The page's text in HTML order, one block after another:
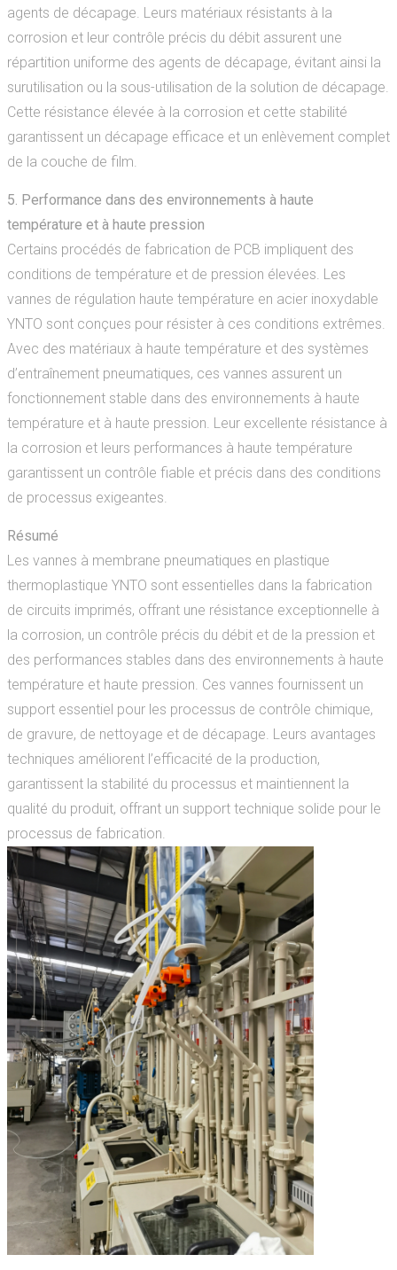
agents de décapage. Leurs matériaux résistants à la
corrosion et leur contrôle précis du débit assurent une
répartition uniforme des agents de décapage, évitant ainsi la
surutilisation ou la sous-utilisation de la solution de décapage.
Cette résistance élevée à la corrosion et cette stabilité
garantissent un décapage efficace et un enlèvement complet
de la couche de film.
5. Performance dans des environnements à haute
température et à haute pression
Certains procédés de fabrication de PCB impliquent des
conditions de température et de pression élevées. Les
vannes de régulation haute température en acier inoxydable
YNTO sont conçues pour résister à ces conditions extrêmes.
Avec des matériaux à haute température et des systèmes
d’entraînement pneumatiques, ces vannes assurent un
fonctionnement stable dans des environnements à haute
température et à haute pression. Leur excellente résistance à
la corrosion et leurs performances à haute température
garantissent un contrôle fiable et précis dans des conditions
de processus exigeantes.
Résumé
Les vannes à membrane pneumatiques en plastique
thermoplastique YNTO sont essentielles dans la fabrication
de circuits imprimés, offrant une résistance exceptionnelle à
la corrosion, un contrôle précis du débit et de la pression et
des performances stables dans des environnements à haute
température et haute pression. Ces vannes fournissent un
support essentiel pour les processus de contrôle chimique,
de gravure, de nettoyage et de décapage. Leurs avantages
techniques améliorent l’efficacité de la production,
garantissent la stabilité du processus et maintiennent la
qualité du produit, offrant un support technique solide pour le
processus de fabrication.